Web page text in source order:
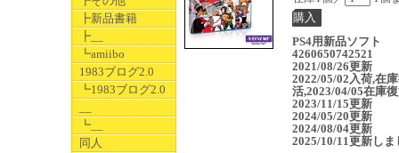
┣新品書籍
┣__
┗amiibo
1983ブログ2.0
┗1983ブログ2.0
┗__
同人
PS4用新品ソフト
4260650742521
2021/08/26更新
2022/05/02入荷,在
活,2023/04/05在庫
2023/11/15更新
2024/05/20更新
2024/08/04更新
2025/10/11更新しま